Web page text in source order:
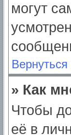
могут
» Как
Чтобы
её в